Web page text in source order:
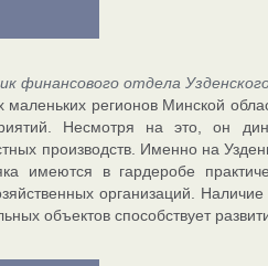
финансового отдела
регионов Минской
Несмотря на это, он
производств. Именно на
имеются в гардеробе
организаций.
объектов способствует